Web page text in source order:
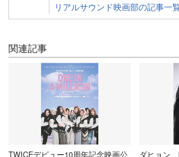
リアルサウンド映画部の記事一
関連記事
TWICEデビュー10周年記念映画公
ダヒョン